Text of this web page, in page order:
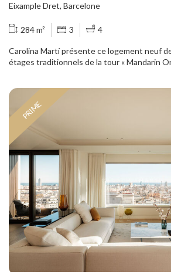
Eixample Dret, Barcelone
284 m² 3 4
Carolina Martí présente ce logement neuf
étages traditionnels de la tour « Mandarin
intérieure supérieure à 3 m. Il se compose
double orientation, avec loggia ; d’une
également ouverte sur la façade ; de trois
bains en suite ; et de toilettes invités
les installations et les finitions sont de la
disponible sur le marché. Le logement, situé en angle et doté de
deux façades, bénéficie de vues classiques
Les propriétaires disposent, à l’étage club
d’un ensemble d’espaces communs
bibliothèque, salles d’étude et de réunion,
spa et vestiaires, ainsi que d’espaces
panoramique, terrasse et piscine extérieure.
Deux escaliers. Immeuble doté des plus
sécurité. Parking et cave. L’immeuble est géré par le groupe
Mandarin Oriental, offrant aux
conciergerie, organisation d’événements,
PRIME